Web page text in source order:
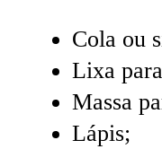
Cola ou
Lixa
Massa
Lápis;